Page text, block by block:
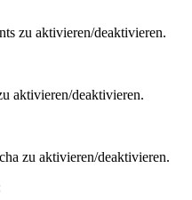
zu aktivieren/deaktivieren.
aktivieren/deaktivieren.
zu aktivieren/deaktivieren.